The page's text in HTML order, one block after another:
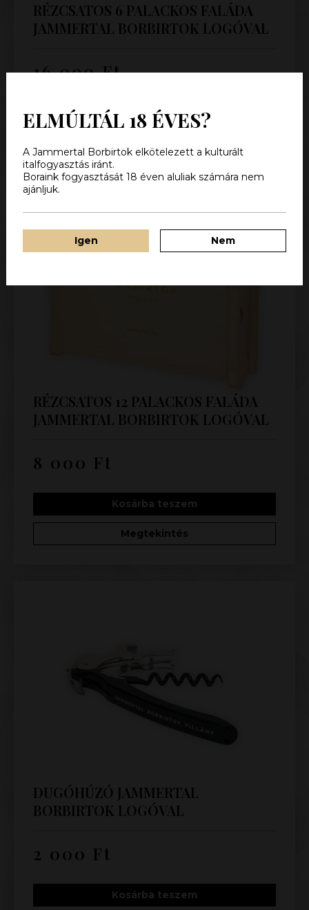
RÉZCSATOS 6 PALACKOS FALÁDA
JAMMERTAL BORBIRTOK LOGÓVAL
16 000Ft
Kosárba teszem
RÉZCSATOS 12 PALACKOS FALÁDA
JAMMERTAL BORBIRTOK LOGÓVAL
8 000 Ft
Kosárba teszem
Megtekintés
DUGÓHÚZÓ JAMMERTAL
BORBIRTOK LOGÓVAL
2 000 Ft
Kosárba teszem
ELMÚLTÁL 18 ÉVES?
A Jammertal Borbirtok elkötelezett a kulturált
italfogyasztás iránt.
Boraink fogyasztását 18 éven aluliak számára nem
ajánljuk.
Igen Nem